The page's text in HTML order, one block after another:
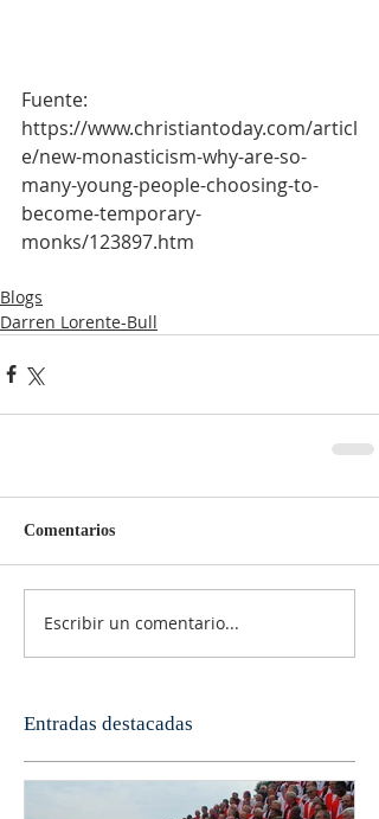
Fuente:
https://www.christiantoday.com/articl
e/new-monasticism-why-are-so-
many-young-people-choosing-to-
become-temporary-
monks/123897.htm
Blogs
Darren Lorente-Bull
Comentarios
Escribir un comentario...
Entradas destacadas